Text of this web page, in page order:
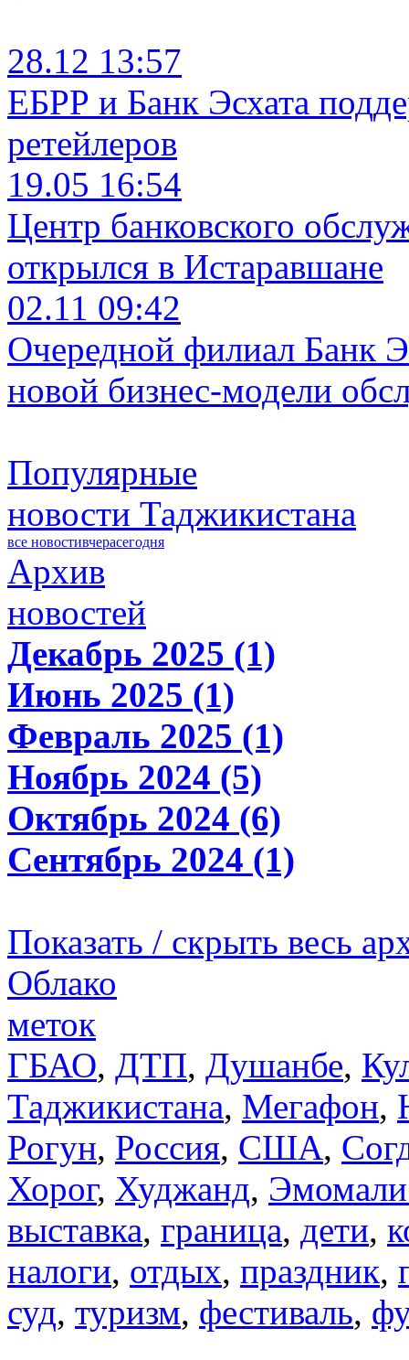
28.12 13:57
ЕБРР и Банк Эсхата
ретейлеров
19.05 16:54
Центр банковского
открылся в Истаравшане
02.11 09:42
Очередной филиал Банк
новой бизнес-модели
Популярные
новости Таджикистана
все новостивчерасегодня
Архив
новостей
Декабрь 2025 (1)
Июнь 2025 (1)
Февраль 2025 (1)
Ноябрь 2024 (5)
Октябрь 2024 (6)
Сентябрь 2024 (1)
Показать / скрыть весь
Облако
меток
ГБАО, ДТП, Душанбе,
Таджикистана, Мегафон,
Рогун, Россия, США,
Хорог, Худжанд,
выставка, граница, дети,
налоги, отдых, праздник,
суд, туризм, фестиваль,